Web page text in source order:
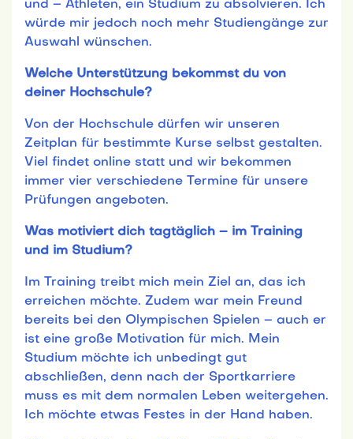
und – Athleten, ein Studium zu absolvieren. Ich
würde mir jedoch noch mehr Studiengänge zur
Auswahl wünschen.
Welche Unterstützung bekommst du von
deiner Hochschule?
Von der Hochschule dürfen wir unseren
Zeitplan für bestimmte Kurse selbst gestalten.
Viel findet online statt und wir bekommen
immer vier verschiedene Termine für unsere
Prüfungen angeboten.
Was motiviert dich tagtäglich – im Training
und im Studium?
Im Training treibt mich mein Ziel an, das ich
erreichen möchte. Zudem war mein Freund
bereits bei den Olympischen Spielen – auch er
ist eine große Motivation für mich. Mein
Studium möchte ich unbedingt gut
abschließen, denn nach der Sportkarriere
muss es mit dem normalen Leben weitergehen.
Ich möchte etwas Festes in der Hand haben.